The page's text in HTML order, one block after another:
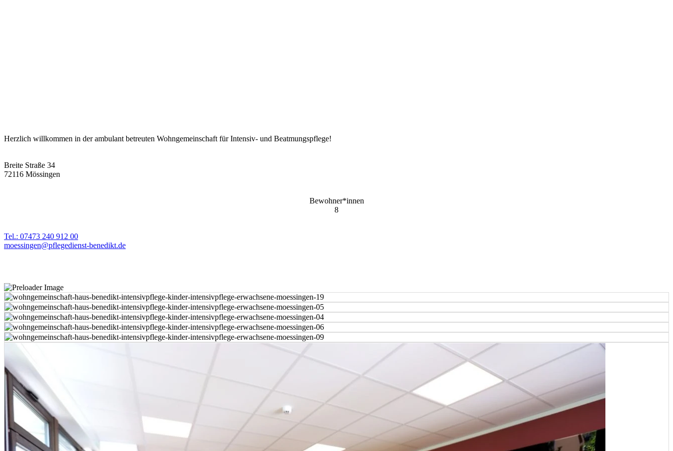
Herzlich willkommen in der ambulant betreuten Wohngemeinschaft für Intensiv- und Beatmungspflege!
Breite Straße 34
72116 Mössingen
Bewohner*innen
8
Tel.: 07473 240 912 00
moessingen@pflegedienst-benedikt.de